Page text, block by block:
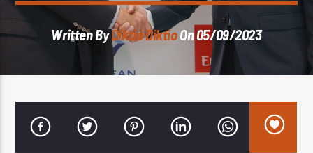
Current Track
Artist
Written ByDiktio DiktioOn 05/09/2023